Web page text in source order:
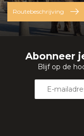
Routebeschrijving
Abonneer
Blijf op de